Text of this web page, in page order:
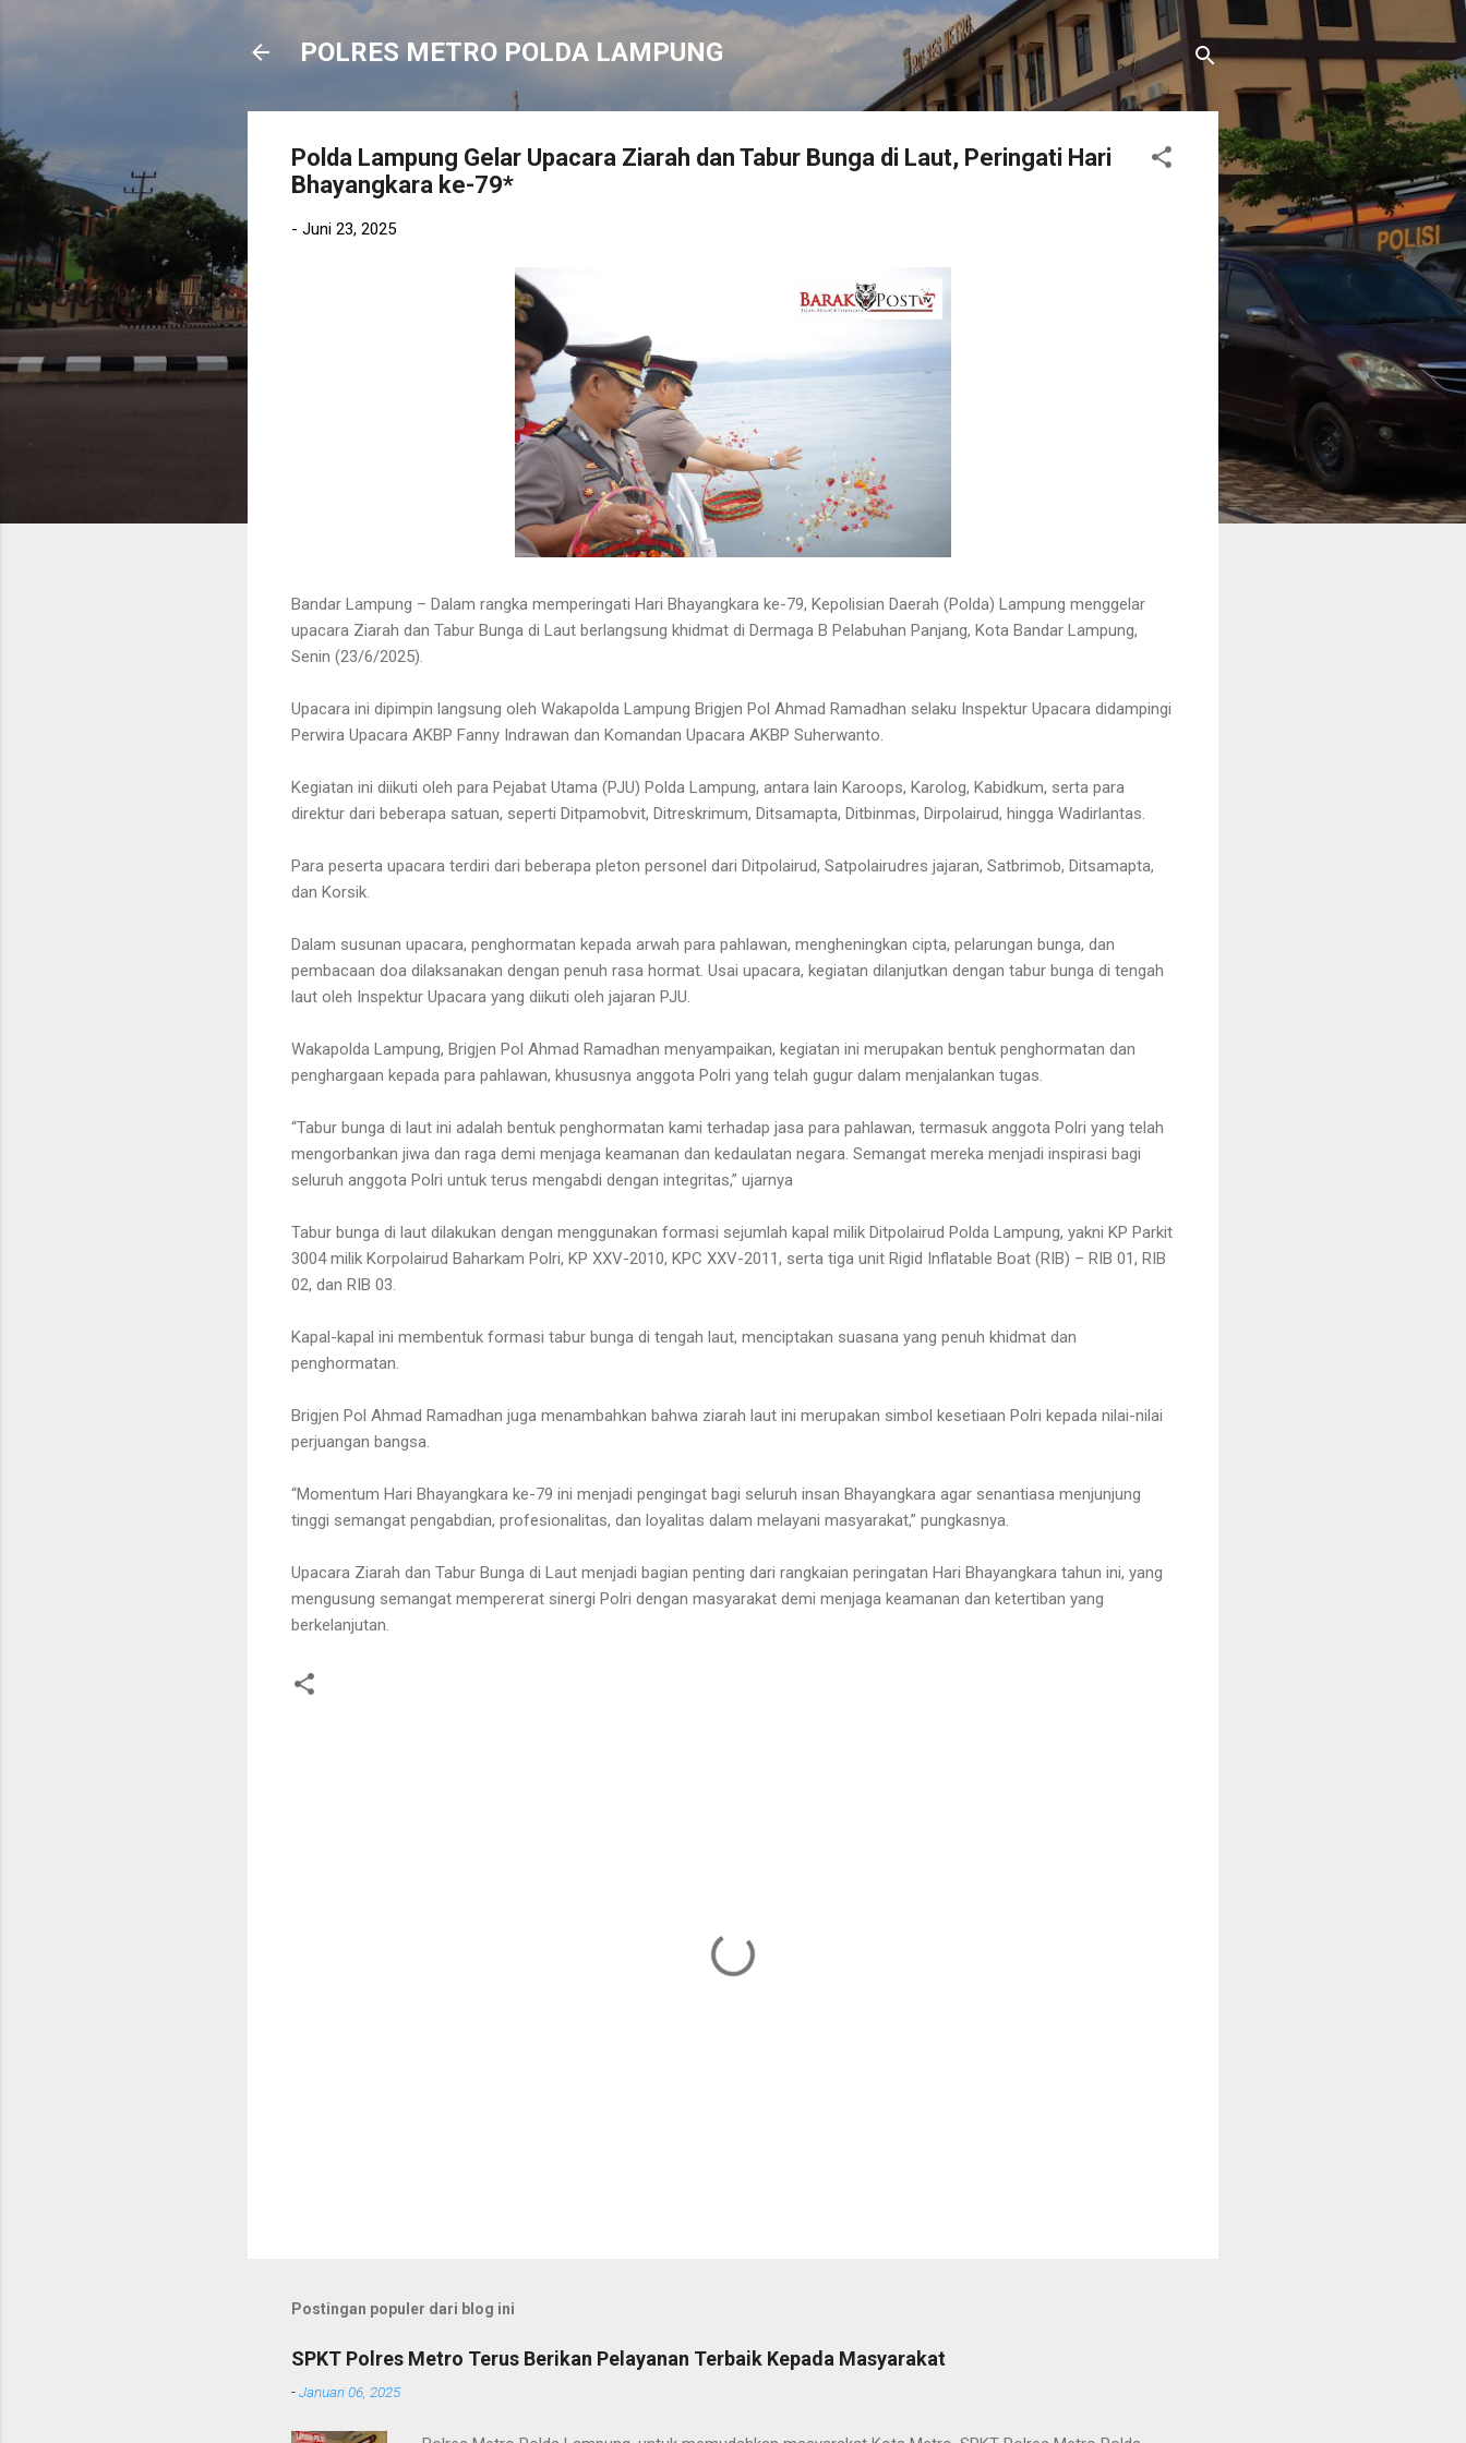
Langsung ke konten utama
POLRES METRO POLDA LAMPUNG
Polda Lampung Gelar Upacara Ziarah dan Tabur Bunga di Laut, Peringati Hari
Bhayangkara ke-79*
- Juni 23, 2025
Bandar Lampung – Dalam rangka memperingati Hari Bhayangkara ke-79, Kepolisian Daerah (Polda) Lampung menggelar
upacara Ziarah dan Tabur Bunga di Laut berlangsung khidmat di Dermaga B Pelabuhan Panjang, Kota Bandar Lampung,
Senin (23/6/2025).
Upacara ini dipimpin langsung oleh Wakapolda Lampung Brigjen Pol Ahmad Ramadhan selaku Inspektur Upacara didampingi
Perwira Upacara AKBP Fanny Indrawan dan Komandan Upacara AKBP Suherwanto.
Kegiatan ini diikuti oleh para Pejabat Utama (PJU) Polda Lampung, antara lain Karoops, Karolog, Kabidkum, serta para
direktur dari beberapa satuan, seperti Ditpamobvit, Ditreskrimum, Ditsamapta, Ditbinmas, Dirpolairud, hingga Wadirlantas.
Para peserta upacara terdiri dari beberapa pleton personel dari Ditpolairud, Satpolairudres jajaran, Satbrimob, Ditsamapta,
dan Korsik.
Dalam susunan upacara, penghormatan kepada arwah para pahlawan, mengheningkan cipta, pelarungan bunga, dan
pembacaan doa dilaksanakan dengan penuh rasa hormat. Usai upacara, kegiatan dilanjutkan dengan tabur bunga di tengah
laut oleh Inspektur Upacara yang diikuti oleh jajaran PJU.
Wakapolda Lampung, Brigjen Pol Ahmad Ramadhan menyampaikan, kegiatan ini merupakan bentuk penghormatan dan
penghargaan kepada para pahlawan, khususnya anggota Polri yang telah gugur dalam menjalankan tugas.
“Tabur bunga di laut ini adalah bentuk penghormatan kami terhadap jasa para pahlawan, termasuk anggota Polri yang telah
mengorbankan jiwa dan raga demi menjaga keamanan dan kedaulatan negara. Semangat mereka menjadi inspirasi bagi
seluruh anggota Polri untuk terus mengabdi dengan integritas,” ujarnya
Tabur bunga di laut dilakukan dengan menggunakan formasi sejumlah kapal milik Ditpolairud Polda Lampung, yakni KP Parkit
3004 milik Korpolairud Baharkam Polri, KP XXV-2010, KPC XXV-2011, serta tiga unit Rigid Inflatable Boat (RIB) – RIB 01, RIB
02, dan RIB 03.
Kapal-kapal ini membentuk formasi tabur bunga di tengah laut, menciptakan suasana yang penuh khidmat dan
penghormatan.
Brigjen Pol Ahmad Ramadhan juga menambahkan bahwa ziarah laut ini merupakan simbol kesetiaan Polri kepada nilai-nilai
perjuangan bangsa.
“Momentum Hari Bhayangkara ke-79 ini menjadi pengingat bagi seluruh insan Bhayangkara agar senantiasa menjunjung
tinggi semangat pengabdian, profesionalitas, dan loyalitas dalam melayani masyarakat,” pungkasnya.
Upacara Ziarah dan Tabur Bunga di Laut menjadi bagian penting dari rangkaian peringatan Hari Bhayangkara tahun ini, yang
mengusung semangat mempererat sinergi Polri dengan masyarakat demi menjaga keamanan dan ketertiban yang
berkelanjutan.
Postingan populer dari blog ini
SPKT Polres Metro Terus Berikan Pelayanan Terbaik Kepada Masyarakat
-Januari 06, 2025